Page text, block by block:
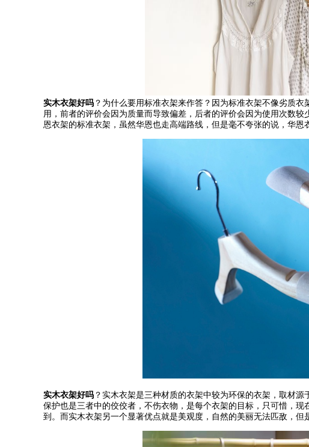
实木衣架好吗 ？为什么要用标准衣架来作答？因为标准衣架不像劣质
用，前者的评价会因为质量而导致偏差，后者的评价会因为使用次数
恩衣架的标准衣架，虽然华恩也走高端路线，但是毫不夸张的说，华
实木衣架好吗 ？实木衣架是三种材质的衣架中较为环保的衣架，取材
保护也是三者中的佼佼者，不伤衣物，是每个衣架的目标，只可惜，
到。而实木衣架另一个显著优点就是美观度，自然的美丽无法匹敌，